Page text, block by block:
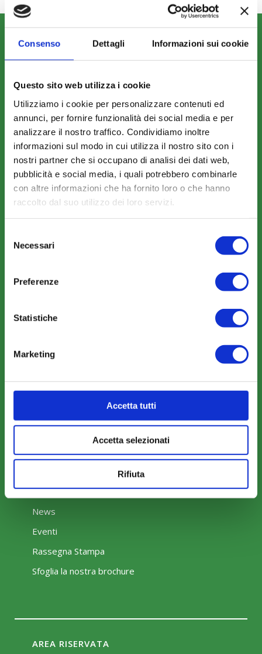
Consenso Dettagli Informazioni sui cookie
Questo sito web utilizza i cookie
Utilizziamo i cookie per personalizzare contenuti ed
annunci, per fornire funzionalità dei social media e per
analizzare il nostro traffico. Condividiamo inoltre
informazioni sul modo in cui utilizza il nostro sito con i
nostri partner che si occupano di analisi dei dati web,
pubblicità e social media, i quali potrebbero combinarle
con altre informazioni che ha fornito loro o che hanno
raccolto dal suo utilizzo dei loro servizi.
delNecessari
Preferenze
Statistiche
Marketing
Accetta tutti
Accetta selezionati
Rifiuta
COSA FACCIAMO
Perché scegliere FonARCom
Il Funzionamento
COME ADERIRE
Mobilità e Portabilità
News
Eventi
Rassegna Stampa
Sfoglia la nostra brochure
AREA RISERVATA